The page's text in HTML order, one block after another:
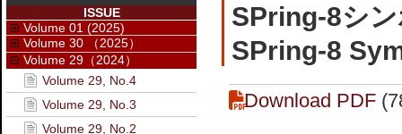
SPring-8シ
SPring-8
Download PDF
ISSUE
Volume 01 (2025)
Volume 30 （2025）
Volume 29（2024）
Volume 29, No.4
Volume 29, No.3
Volume 29, No.2